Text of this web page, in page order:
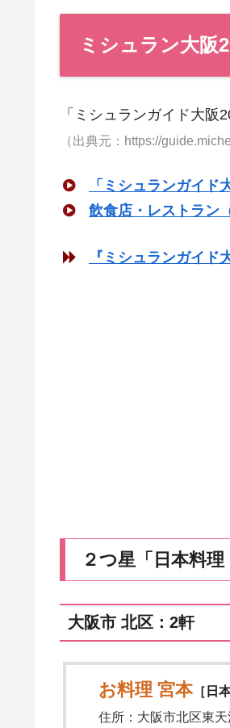
ミシュラン大阪
「ミシュランガイド大阪
（出典元：https://
「ミシュランガイド
飲食店・レストラン
『ミシュランガイド
２つ星「日本料
大阪市 北区：2軒
お料理 宮本［日
住所：大阪市北区東